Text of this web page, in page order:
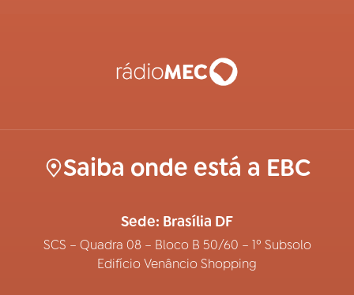
Saiba onde está a EBC
Sede: Brasília DF
SCS – Quadra 08 – Bloco B 50/60 – 1º Subsolo
Edifício Venâncio Shopping